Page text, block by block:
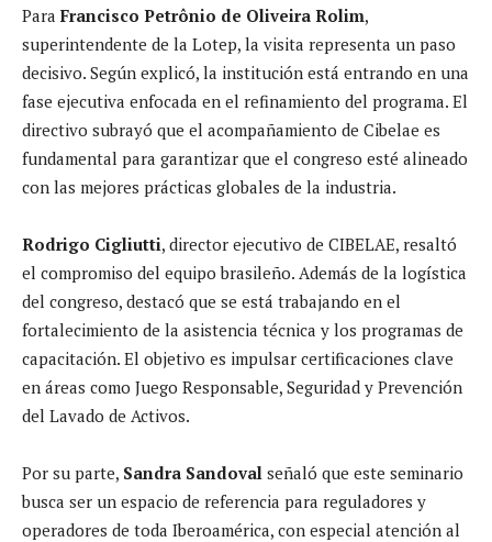
Para Francisco Petrônio de Oliveira Rolim,
superintendente de la Lotep, la visita representa un paso
decisivo. Según explicó, la institución está entrando en una
fase ejecutiva enfocada en el refinamiento del programa. El
directivo subrayó que el acompañamiento de Cibelae es
fundamental para garantizar que el congreso esté alineado
con las mejores prácticas globales de la industria.
Rodrigo Cigliutti, director ejecutivo de CIBELAE, resaltó
el compromiso del equipo brasileño. Además de la logística
del congreso, destacó que se está trabajando en el
fortalecimiento de la asistencia técnica y los programas de
capacitación. El objetivo es impulsar certificaciones clave
en áreas como Juego Responsable, Seguridad y Prevención
del Lavado de Activos.
Por su parte, Sandra Sandoval señaló que este seminario
busca ser un espacio de referencia para reguladores y
operadores de toda Iberoamérica, con especial atención al